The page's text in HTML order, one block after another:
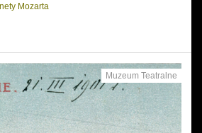
Mozarta
Muzeum Teatralne